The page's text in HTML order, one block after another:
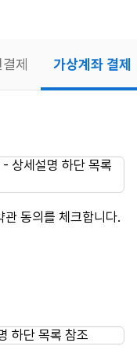
제 가상계좌 결제
관 동의를 체크합니다.